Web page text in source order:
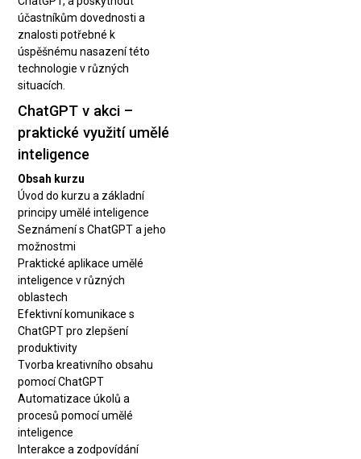
účastníkům dovednosti a
znalosti potřebné k
úspěšnému nasazení této
technologie v různých
situacích.
ChatGPT v akci –
praktické využití umělé
inteligence
Obsah kurzu
Úvod do kurzu a základní
principy umělé inteligence
Seznámení s ChatGPT a jeho
možnostmi
Praktické aplikace umělé
inteligence v různých
oblastech
Efektivní komunikace s
ChatGPT pro zlepšení
produktivity
Tvorba kreativního obsahu
pomocí ChatGPT
Automatizace úkolů a
procesů pomocí umělé
inteligence
Interakce a zodpovídání